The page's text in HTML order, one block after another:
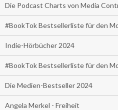
Die Podcast Charts von Media
#BookTok Bestsellerliste für den
Indie-Hörbücher 2024
#BookTok Bestsellerliste für den
Die Medien-Bestseller 2024
Angela Merkel - Freiheit